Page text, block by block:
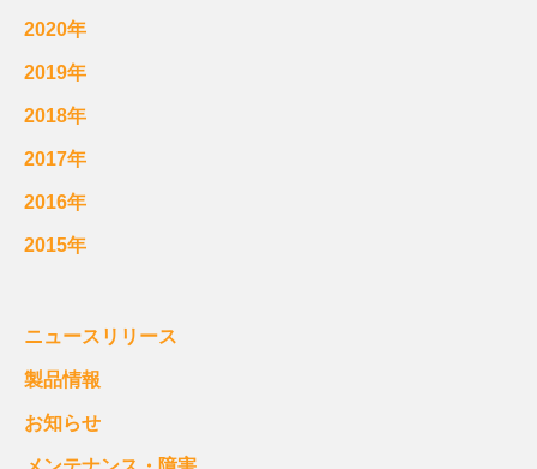
2020年
2019年
2018年
2017年
2016年
2015年
ニュースリリース
製品情報
お知らせ